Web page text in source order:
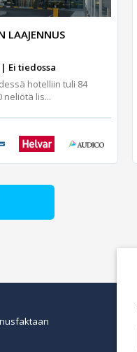
LAAJENNUS
Ei tiedossa
hotelliin tuli 84
neliötä lis...